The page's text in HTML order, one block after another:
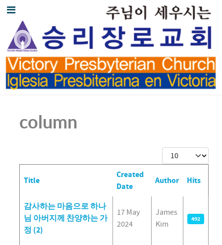
column
Display #
Articles
Title
Created
Date
Author Hits
감사하는 마음으로 하나
님 아버지께 찬양하는 가
정 (2)
17 May
2024
James
Kim
492